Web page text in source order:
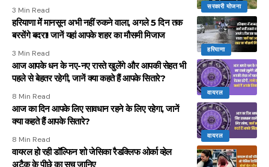
सरकारी योजना
3 Min Read
हरियाणा
हरियाणा में मानसून अभी नहीं रुकने वाला, अगले 5 दिन तक
बरसेंगे बदरा! जानें यहां आपके शहर का मौसमी मिजाज
3 Min Read
वायरल
आज आपके धन के नए-नए रास्ते खुलेंगे और आपकी सेहत भी
पहले से बेहतर रहेगी, जानें क्या कहते हैं आपके सितारे?
8 Min Read
वायरल
आज का दिन आपके लिए सावधान रहने के लिए रहेगा, जानें
क्या कहते हैं आपके सितारे?
8 Min Read
वायरल हो रही डॉल्फिन शो जेसिका रैडक्लिफ ओर्का व्हेल
अटैक के पीछे का सच जानिए